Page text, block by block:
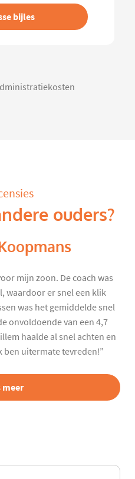
bijles
ouders?
mijn zoon. De coach was
waardoor er snel een klik
was het gemiddelde snel
onvoldoende van een 4,7
haalde al snel achten en
ben uitermate tevreden!”
meer